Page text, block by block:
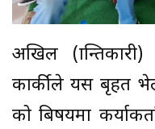
अखिल
कार्कीले यस बृहत
को बिषयमा